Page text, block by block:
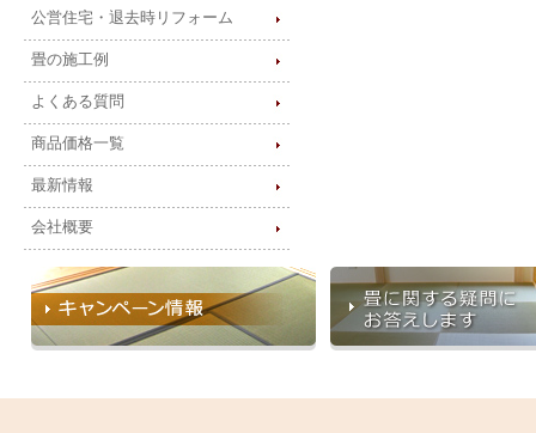
公営住宅・退去時リフォーム
畳の施工例
よくある質問
商品価格一覧
最新情報
会社概要